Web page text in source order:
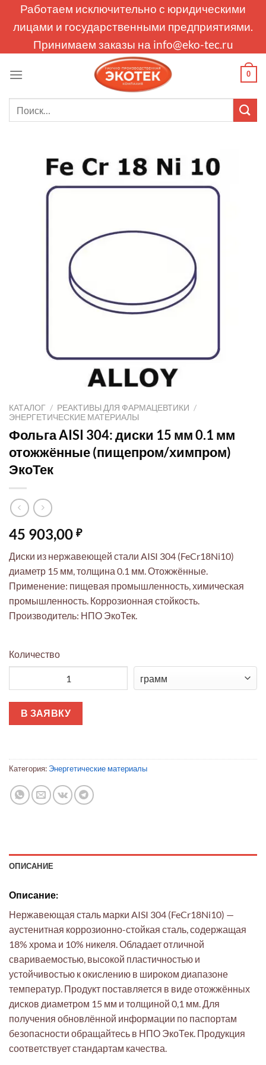
Работаем исключительно с юридическими
лицами и государственными предприятиями.
Принимаем заказы на info@eko-tec.ru
0
КАТАЛОГ / РЕАКТИВЫ ДЛЯ ФАРМАЦЕВТИКИ /
ЭНЕРГЕТИЧЕСКИЕ МАТЕРИАЛЫ
Фольга AISI 304: диски 15 мм 0.1 мм
отожжённые (пищепром/химпром)
ЭкоТек
45 903,00 ₽
Диски из нержавеющей стали AISI 304 (FeCr18Ni10)
диаметр 15 мм, толщина 0.1 мм. Отожжённые.
Применение: пищевая промышленность, химическая
промышленность. Коррозионная стойкость.
Производитель: НПО ЭкоТек.
Количество
В ЗАЯВКУ
Категория: Энергетические материалы
ОПИСАНИЕ
Описание:
Нержавеющая сталь марки AISI 304 (FeCr18Ni10) —
аустенитная коррозионно-стойкая сталь, содержащая
18% хрома и 10% никеля. Обладает отличной
свариваемостью, высокой пластичностью и
устойчивостью к окислению в широком диапазоне
температур. Продукт поставляется в виде отожжённых
дисков диаметром 15 мм и толщиной 0,1 мм. Для
получения обновлённой информации по паспортам
безопасности обращайтесь в НПО ЭкоТек. Продукция
соответствует стандартам качества.